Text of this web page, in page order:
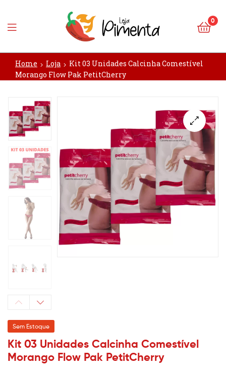
Loja
Pimenta
0
Home Loja
Kit 03 Unidades Calcinha Comestível
Morango Flow Pak PetitCherry
Sem Estoque
Kit 03 Unidades Calcinha Comestível
Morango Flow Pak PetitCherry